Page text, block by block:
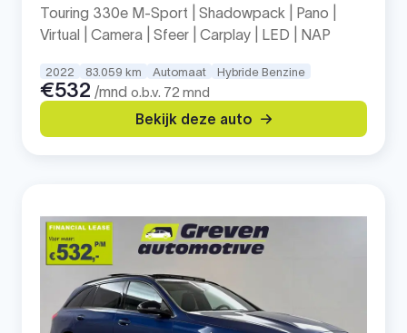
Touring 330e M-Sport | Shadowpack | Pano |
Virtual | Camera | Sfeer | Carplay | LED | NAP
2022 83.059 km Automaat Hybride Benzine
€532 /mnd o.b.v. 72 mnd
Bekijk deze auto